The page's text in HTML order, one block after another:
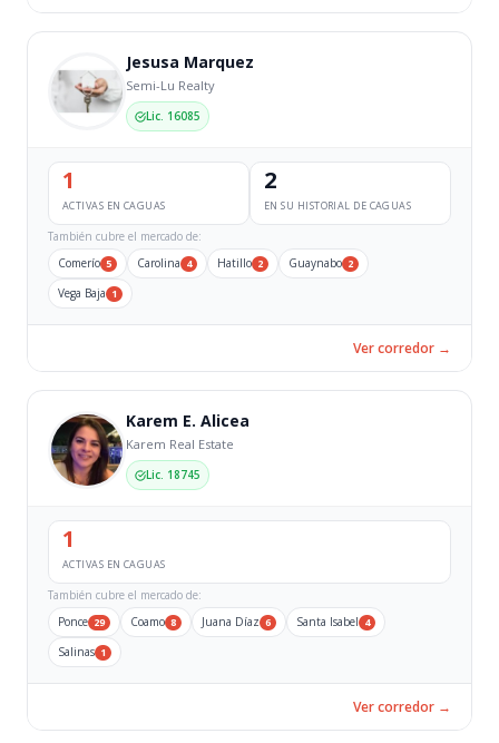
Jesusa Marquez
Semi-Lu Realty
Lic. 16085
1
ACTIVAS EN CAGUAS
2
EN SU HISTORIAL DE CAGUAS
También cubre el mercado de:
Comerío 5 Carolina 4 Hatillo 2 Guaynabo 2
Vega Baja 1
Ver corredor →
Karem E. Alicea
Karem Real Estate
Lic. 18745
1
ACTIVAS EN CAGUAS
También cubre el mercado de:
Ponce 29 Coamo 8 Juana Díaz 6 Santa Isabel 4
Salinas 1
Ver corredor →